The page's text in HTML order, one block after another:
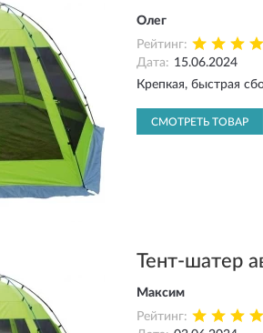
Олег
Рейтинг:
Дата: 15.06.2024
Крепкая, быстрая
СМОТРЕТЬ ТОВАР
Тент-шатер
Максим
Рейтинг: